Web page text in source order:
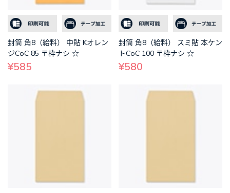
封筒 角8（給料） 中貼 Kオレン
ジCoC 85 〒枠ナシ ☆
¥585
封筒 角8（給料） スミ貼 本ケン
トCoC 100 〒枠ナシ ☆
¥580